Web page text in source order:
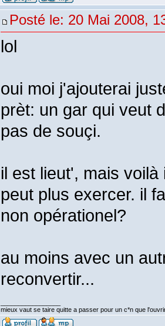
Posté le: 20 Mai 2008,
lol
oui moi j'ajouterai
prèt: un gar qui veut
pas de souçi.
il est lieut', mais
peut plus exercer. il
non opérationel?
au moins avec un
reconvertir...
mieux vaut se taire quitte a passer pour un c*n que